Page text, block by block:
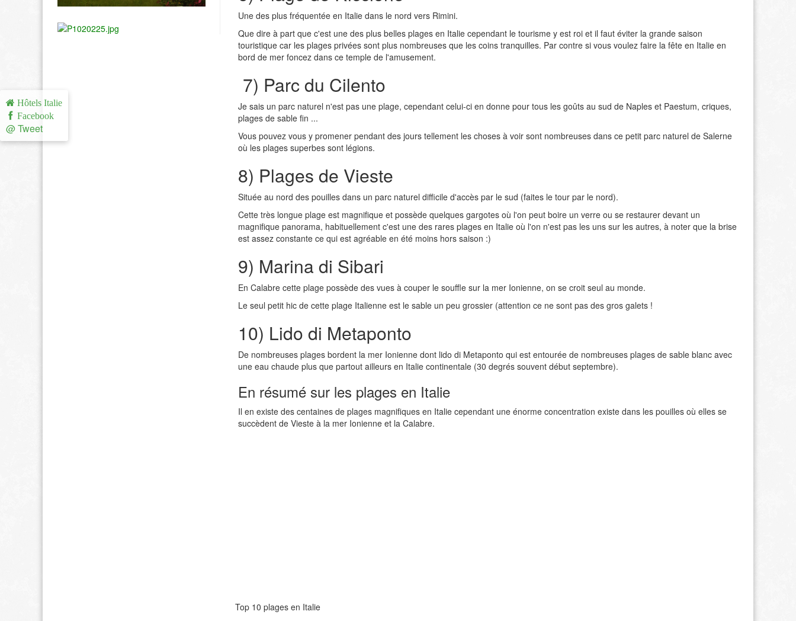
Une des plus fréquentée en Italie dans le nord vers Rimini.
Que dire à part que c'est une des plus belles plages en Italie cependant le tourisme y est roi et il faut éviter la grande saison
touristique car les plages privées sont plus nombreuses que les coins tranquilles. Par contre si vous voulez faire la fête en Italie en
bord de mer foncez dans ce temple de l'amusement.
7) Parc du Cilento
Je sais un parc naturel n'est pas une plage, cependant celui-ci en donne pour tous les goûts au sud de Naples et Paestum, criques,
plages de sable fin ...
Vous pouvez vous y promener pendant des jours tellement les choses à voir sont nombreuses dans ce petit parc naturel de Salerne
où les plages superbes sont légions.
8) Plages de Vieste
Située au nord des pouilles dans un parc naturel difficile d'accès par le sud (faites le tour par le nord).
Cette très longue plage est magnifique et possède quelques gargotes où l'on peut boire un verre ou se restaurer devant un
magnifique panorama, habituellement c'est une des rares plages en Italie où l'on n'est pas les uns sur les autres, à noter que la brise
est assez constante ce qui est agréable en été moins hors saison :)
9) Marina di Sibari
En Calabre cette plage possède des vues à couper le souffle sur la mer Ionienne, on se croit seul au monde.
Le seul petit hic de cette plage Italienne est le sable un peu grossier (attention ce ne sont pas des gros galets !
10) Lido di Metaponto
De nombreuses plages bordent la mer Ionienne dont lido di Metaponto qui est entourée de nombreuses plages de sable blanc avec
une eau chaude plus que partout ailleurs en Italie continentale (30 degrés souvent début septembre).
En résumé sur les plages en Italie
Il en existe des centaines de plages magnifiques en Italie cependant une énorme concentration existe dans les pouilles où elles se
succèdent de Vieste à la mer Ionienne et la Calabre.
Top 10 plages en Italie
Hôtels Italie
Facebook
@ Tweet